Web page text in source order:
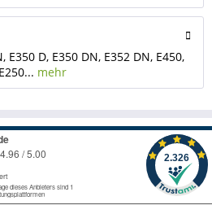
E350 D, E350 DN, E352 DN, E450,
mehr